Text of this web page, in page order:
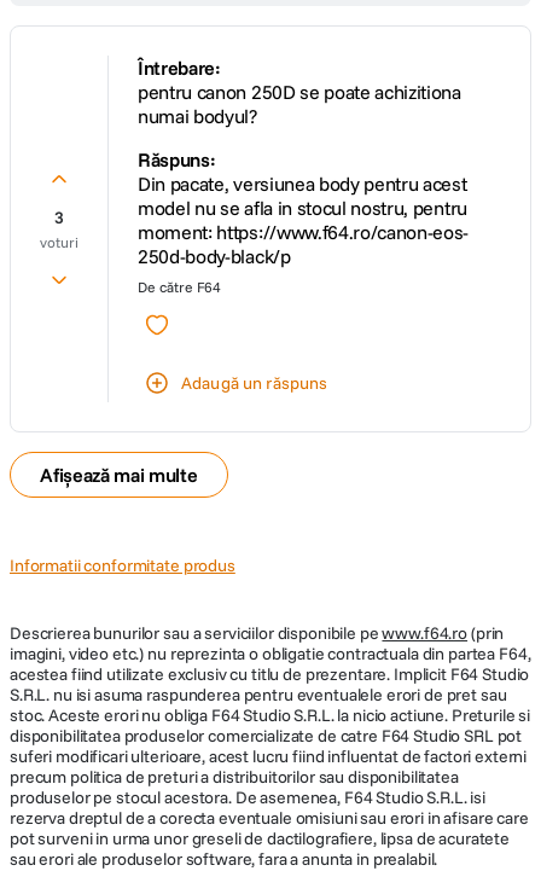
LP-E17
DIMENSIUNE / GREUTATE:
Dimensiuni 122.4 x 92.6 x 69.8mm
3
voturi
Întrebare:
pentru canon 250D se poate achizitiona
numai bodyul?
Răspuns:
Din pacate, versiunea body pentru acest
model nu se afla in stocul nostru, pentru
moment: https://www.f64.ro/canon-eos-
250d-body-black/p
De către F64
Adaugă un răspuns
Afișează mai multe
Informatii conformitate produs
Descrierea bunurilor sau a serviciilor disponibile pewww.f64.ro(prin
imagini, video etc.) nu reprezinta o obligatie contractuala din partea F64,
acestea fiind utilizate exclusiv cu titlu de prezentare. Implicit F64 Studio
S.R.L. nu isi asuma raspunderea pentru eventualele erori de pret sau
stoc. Aceste erori nu obliga F64 Studio S.R.L. la nicio actiune. Preturile si
disponibilitatea produselor comercializate de catre F64 Studio SRL pot
suferi modificari ulterioare, acest lucru fiind influentat de factori externi
precum politica de preturi a distribuitorilor sau disponibilitatea
produselor pe stocul acestora. De asemenea, F64 Studio S.R.L. isi
rezerva dreptul de a corecta eventuale omisiuni sau erori in afisare care
pot surveni in urma unor greseli de dactilografiere, lipsa de acuratete
sau erori ale produselor software, fara a anunta in prealabil.